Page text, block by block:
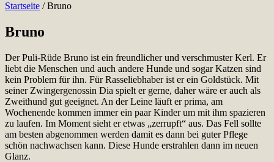
Startseite /Bruno
Bruno
Der Puli-Rüde Bruno ist ein freundlicher und verschmuster Kerl. Er
liebt die Menschen und auch andere Hunde und sogar Katzen sind
kein Problem für ihn. Für Rasseliebhaber ist er ein Goldstück. Mit
seiner Zwingergenossin Dia spielt er gerne, daher wäre er auch als
Zweithund gut geeignet. An der Leine läuft er prima, am
Wochenende kommen immer ein paar Kinder um mit ihm spazieren
zu laufen. Im Moment sieht er etwas „zerrupft“ aus. Das Fell sollte
am besten abgenommen werden damit es dann bei guter Pflege
schön nachwachsen kann. Diese Hunde erstrahlen dann im neuen
Glanz.